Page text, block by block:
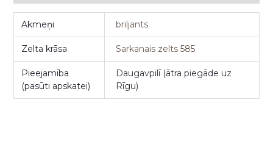
Akmeņi briljants
Zelta krāsa Sarkanais zelts 585
Pieejamība
(pasūti apskatei)
Daugavpilī (ātra piegāde uz
Rīgu)